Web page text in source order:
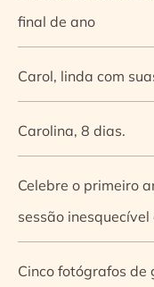
final de ano
Carol, linda com
Carolina, 8 dias.
Celebre o primeiro
sessão inesquecível
Cinco fotógrafos de